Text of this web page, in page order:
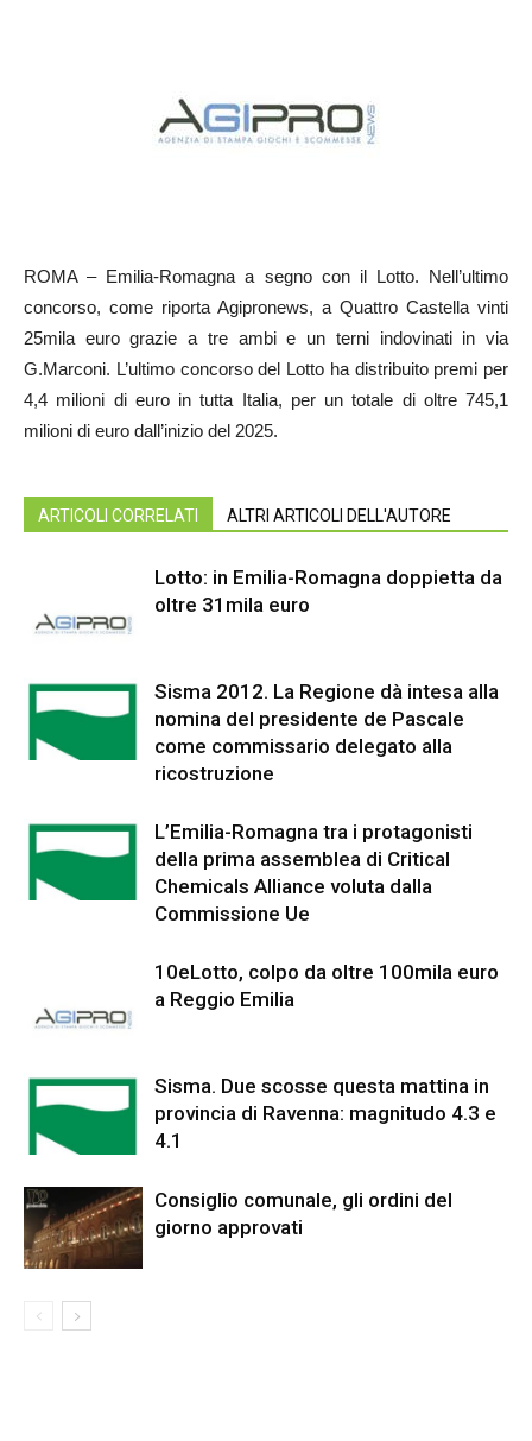
ROMA – Emilia-Romagna a segno con il Lotto. Nell’ultimo
concorso, come riporta Agipronews, a Quattro Castella vinti
25mila euro grazie a tre ambi e un terni indovinati in via
G.Marconi. L’ultimo concorso del Lotto ha distribuito premi per
4,4 milioni di euro in tutta Italia, per un totale di oltre 745,1
milioni di euro dall’inizio del 2025.
ARTICOLI CORRELATI ALTRI ARTICOLI DELL'AUTORE
Lotto: in Emilia-Romagna doppietta da
oltre 31mila euro
Sisma 2012. La Regione dà intesa alla
nomina del presidente de Pascale
come commissario delegato alla
ricostruzione
L’Emilia-Romagna tra i protagonisti
della prima assemblea di Critical
Chemicals Alliance voluta dalla
Commissione Ue
10eLotto, colpo da oltre 100mila euro
a Reggio Emilia
Sisma. Due scosse questa mattina in
provincia di Ravenna: magnitudo 4.3 e
4.1
Consiglio comunale, gli ordini del
giorno approvati